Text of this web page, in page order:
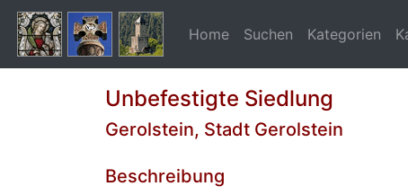
Home Suchen Kategorien
Unbefestigte Siedlung
Gerolstein, Stadt Gerolstein
Beschreibung